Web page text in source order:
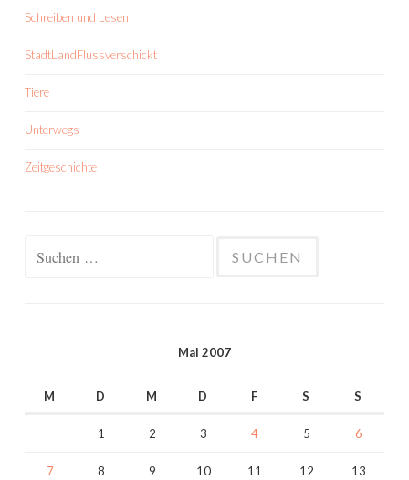
Schreiben und Lesen
StadtLandFlussverschickt
Tiere
Unterwegs
Zeitgeschichte
Mai 2007
M D M D F S S
1 2 3 4 5 6
7 8 9 10 11 12 13